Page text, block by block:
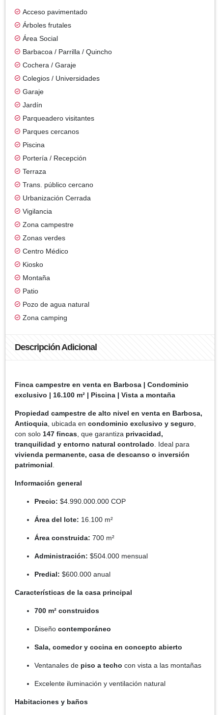
Acceso pavimentado
Árboles frutales
Área Social
Barbacoa / Parrilla / Quincho
Cochera / Garaje
Colegios / Universidades
Garaje
Jardín
Parqueadero visitantes
Parques cercanos
Piscina
Portería / Recepción
Terraza
Trans. público cercano
Urbanización Cerrada
Vigilancia
Zona campestre
Zonas verdes
Centro Médico
Kiosko
Montaña
Patio
Pozo de agua natural
Zona camping
Descripción Adicional
Finca campestre en venta en Barbosa | Condominio
exclusivo | 16.100 m² | Piscina | Vista a montaña
Propiedad campestre de alto nivel en venta en Barbosa,
Antioquia , ubicada en condominio exclusivo y seguro
con solo 147 fincas , que garantiza privacidad,
tranquilidad y entorno natural controlado . Ideal para
vivienda permanente, casa de descanso o inversión
patrimonial
Información general
Precio: $4.990.000.000 COP
Área del lote: 16.100 m²
Área construida: 700 m²
Administración: $504.000 mensual
Predial: $600.000 anual
Características de la casa principal
700 m² construidos
Diseño contemporáneo
Sala, comedor y cocina en concepto abierto
Ventanales de piso a techo con vista a las montañas
Excelente iluminación y ventilación natural
Habitaciones y baños